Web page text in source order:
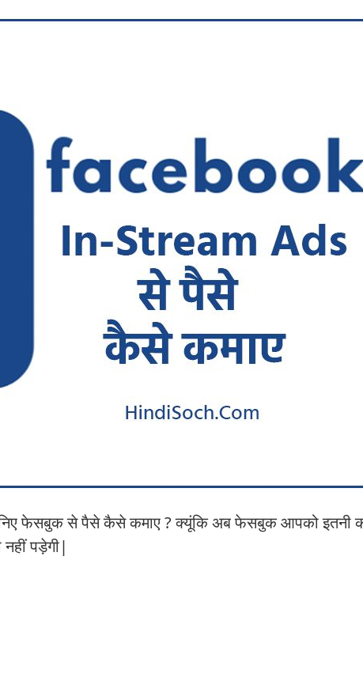
फेसबुक से पैसे कैसे कमाए ? क्यूंकि अब फेसबुक आपको इतनी
पड़ेगी|